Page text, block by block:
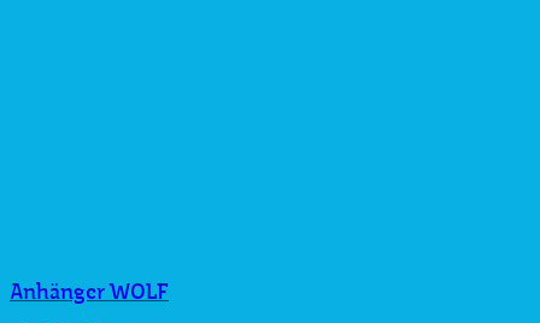
Anhänger WOLF